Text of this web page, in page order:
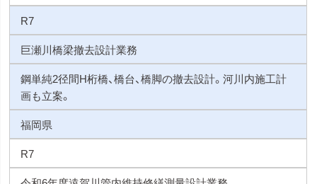
R7
巨瀬川橋梁撤去設計業務
鋼単純2径間H桁橋、橋台、橋脚の撤去設計。河川内施工計
画も立案。
福岡県
R7